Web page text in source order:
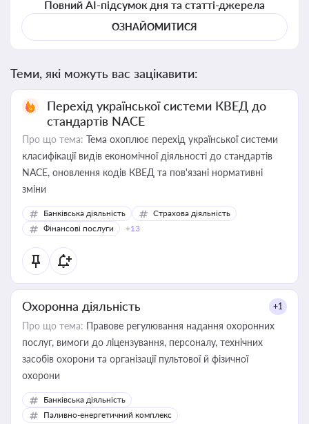
Повний AI-підсумок дня та статті-джерела
ОЗНАЙОМИТИСЯ
Теми, які можуть вас зацікавити:
Перехід української системи КВЕД до
стандартів NACE
Про що тема: Тема охоплює перехід української системи
класифікації видів економічної діяльності до стандартів
NACE, оновлення кодів КВЕД та пов'язані нормативні
зміни
Банківська діяльність
Страхова діяльність
Фінансові послуги
+13
Охоронна діяльність +1
Про що тема: Правове регулювання надання охоронних
послуг, вимоги до ліцензування, персоналу, технічних
засобів охорони та організації пультової й фізичної
охорони
Банківська діяльність
Паливно-енергетичний комплекс